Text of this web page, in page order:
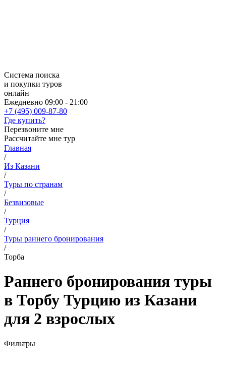
Система поиска
и покупки туров
онлайн
Ежедневно 09:00 - 21:00
+7 (495) 009-87-80
Где купить?
Перезвоните мне
Рассчитайте мне тур
Главная
/
Из Казани
/
Туры по странам
/
Безвизовые
/
Турция
/
Туры раннего бронирования
/
Торба
Раннего бронирования туры
в Торбу Турцию из Казани
для 2 взрослых
Фильтры